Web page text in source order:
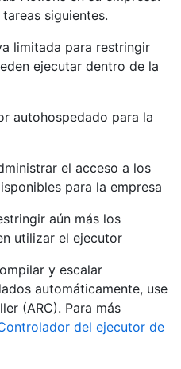
siguientes.
limitada para restringir
ejecutar dentro de la
autohospedado para la
el acceso a los
para la empresa
aún más los
utilizar el ejecutor
y escalar
automáticamente, use
(ARC). Para más
del ejecutor de